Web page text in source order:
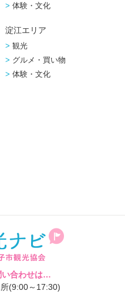
体験・文化
淀江エリア
観光
グルメ・買い物
体験・文化
い合わせは…
(9:00～17:30)